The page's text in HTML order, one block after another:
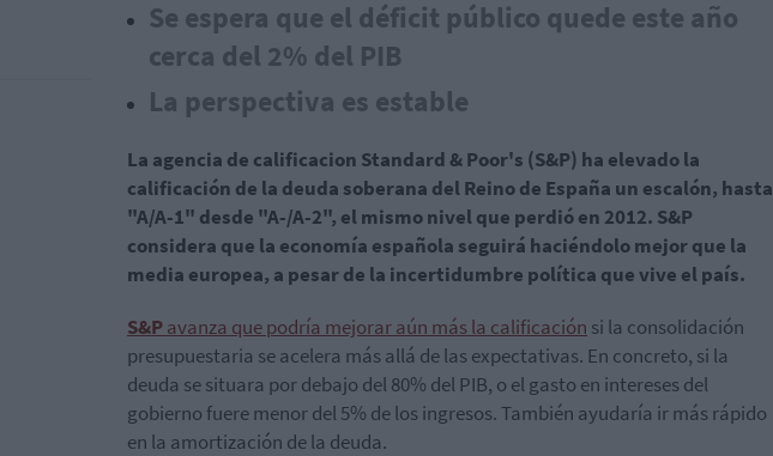
Se espera que el déficit público quede este año
cerca del 2% del PIB
La perspectiva es estable
La agencia de calificacion Standard & Poor's (S&P) ha elevado la
calificación de la deuda soberana del Reino de España un escalón, hasta
"A/A-1" desde "A-/A-2", el mismo nivel que perdió en 2012. S&P
considera que la economía española seguirá haciéndolo mejor que la
media europea, a pesar de la incertidumbre política que vive el país.
S&Pavanza que podría mejorar aún más la calificación si la consolidación
presupuestaria se acelera más allá de las expectativas. En concreto, si la
deuda se situara por debajo del 80% del PIB, o el gasto en intereses del
gobierno fuere menor del 5% de los ingresos. También ayudaría ir más rápido
en la amortización de la deuda.